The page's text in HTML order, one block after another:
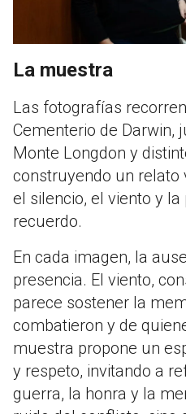
La muestra
Las fotografías
Cementerio de Darwin,
Monte Longdon y
construyendo un relato
el silencio, el viento y
recuerdo.
En cada imagen, la
presencia. El viento,
parece sostener la
combatieron y de
muestra propone un
y respeto, invitando a
guerra, la honra y la